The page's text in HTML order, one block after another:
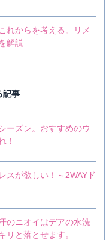
れからを考える。リメ
解説
記事
ーズン。おすすめのウ
！
スが欲しい！～2WAYド
のニオイはデアの水洗
リと落とせます。